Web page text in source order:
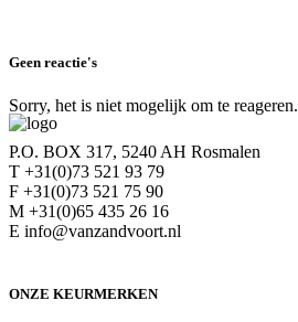
Geen reactie's
Sorry, het is niet mogelijk om te reageren.
P.O. BOX 317, 5240 AH Rosmalen
T +31(0)73 521 93 79
F +31(0)73 521 75 90
M +31(0)65 435 26 16
E info@vanzandvoort.nl
ONZE KEURMERKEN